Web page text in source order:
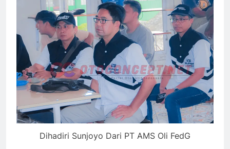
Dihadiri Sunjoyo Dari PT AMS Oli FedG